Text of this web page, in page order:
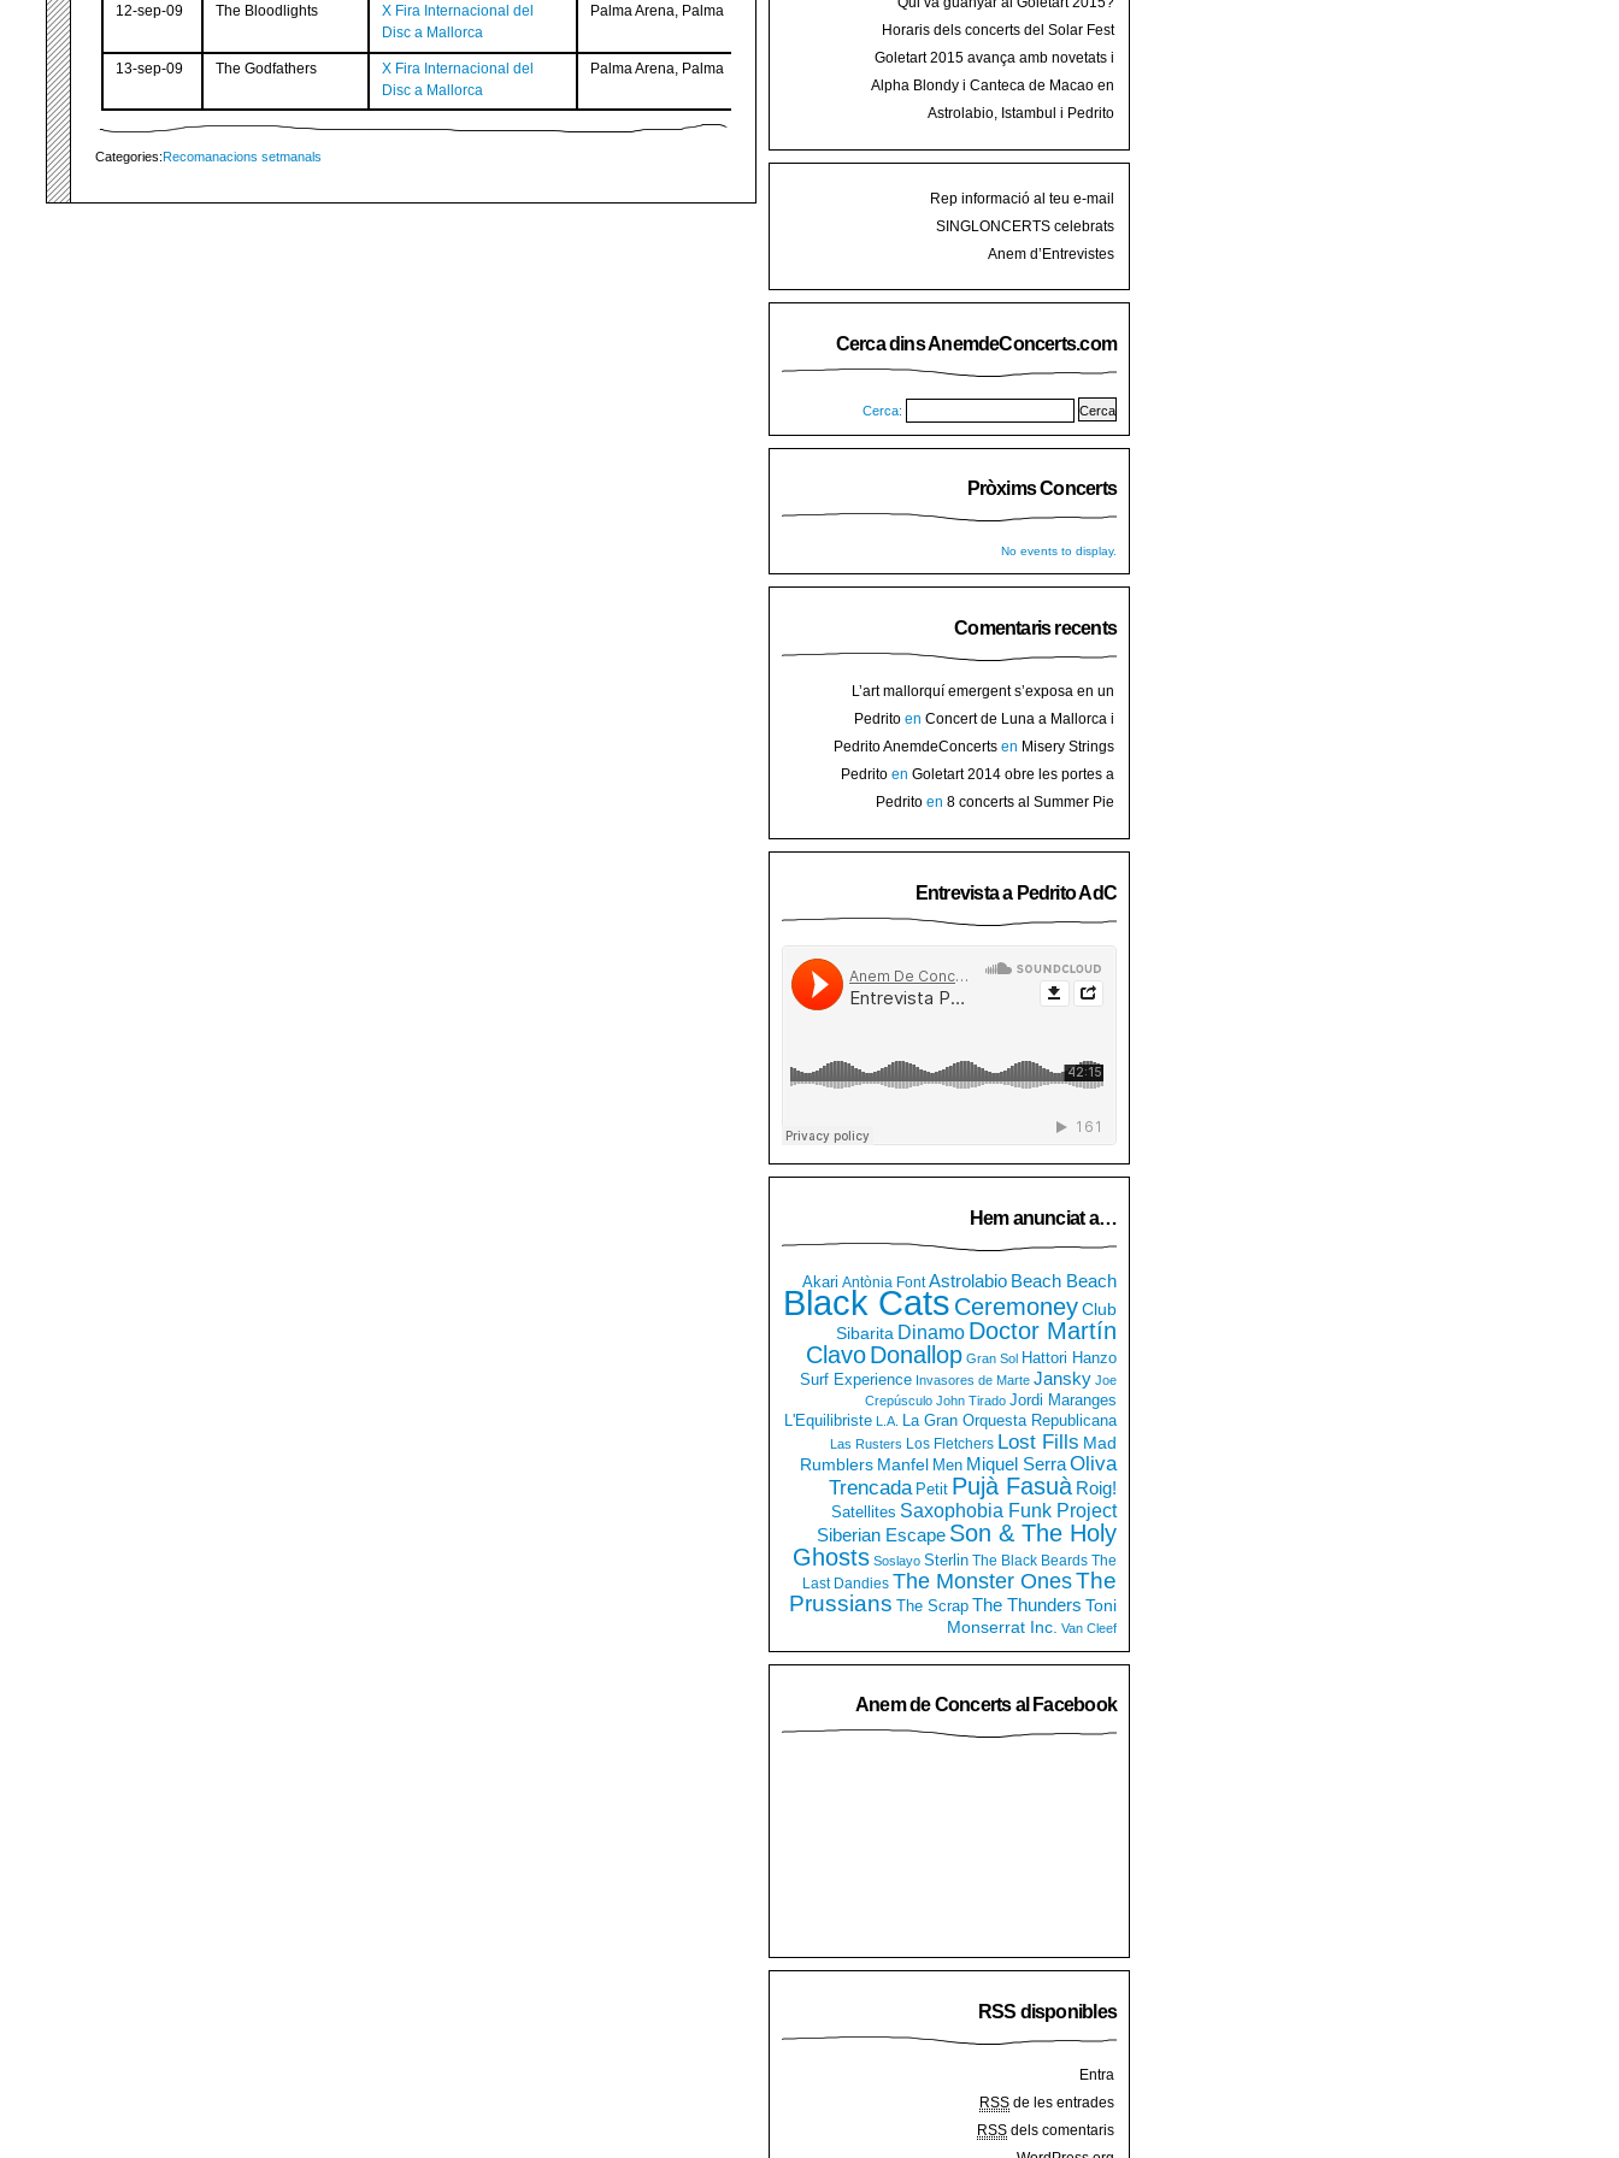
12-sep-09 The Bloodlights
X Fira Internacional del
Disc a Mallorca
Palma Arena, Palma
13-sep-09 The Godfathers
X Fira Internacional del
Disc a Mallorca
Palma Arena, Palma
Categories:Recomanacions setmanals
Horaris dels concerts del Solar Fest
2015 a Mallorca
Goletart 2015 avança amb novetats i
encetarà la LI Festa des Vermar amb art
Alpha Blondy i Canteca de Macao en
concert al Mallorca Roots Festival
Astrolabio, Istambul i Pedrito
Rep informació al teu e-mail
SINGLONCERTS celebrats
Anem d’Entrevistes
Cerca dins AnemdeConcerts.com
Cerca:
Pròxims Concerts
No events to display.
Comentaris recents
L’art mallorquí emergent s’exposa en un
carrer de Binissalem ⋆ Noticias de hoy
en
Binissalem
Pedrito en Concert de Luna a Mallorca i
sorteig d’entrades
Pedrito AnemdeConcerts en Misery Strings
presenten nou disc al Teatre Mar i Terra de
Pedrito en Goletart 2014 obre les portes a
l’art de Binissalem
Pedrito en 8 concerts al Summer Pie
Entrevista a Pedrito AdC
Hem anunciat a…
Akari Antònia Font Astrolabio Beach Beach
Black Cats CeremoneyClub
Sibarita Dinamo Doctor Martín
ClavoDonallop Gran Sol Hattori Hanzo
Surf Experience Invasores de Marte Jansky Joe
Crepúsculo John Tirado Jordi Maranges
L'Equilibriste L.A. La Gran Orquesta Republicana
Las Rusters Los Fletchers Lost Fills Mad
Rumblers Manfel Men Miquel SerraOliva
Trencada Petit Pujà Fasuà Roig!
Satellites Saxophobia Funk Project
Siberian Escape Son & The Holy
Ghosts Soslayo Sterlin The Black Beards The
Last Dandies The Monster OnesThe
Prussians The Scrap The Thunders Toni
Monserrat Inc. Van Cleef
Anem de Concerts al Facebook
RSS disponibles
Entra
RSS de les entrades
RSS dels comentaris